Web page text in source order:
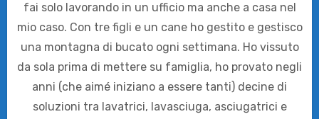
fai solo lavorando in un ufficio ma anche a casa nel
mio caso. Con tre figli e un cane ho gestito e gestisco
una montagna di bucato ogni settimana. Ho vissuto
da sola prima di mettere su famiglia, ho provato negli
anni (che aimé iniziano a essere tanti) decine di
soluzioni tra lavatrici, lavasciuga, asciugatrici e